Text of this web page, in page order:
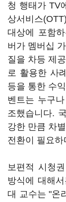
청 행태가 TV
상서비스
대상에 포함
버가 멤버십
질을 차등 제
로 활용한 사
등을 통한 수
벤트는 누구
조했습니다.
강한 만큼 차
전환이 필요
보편적 시청
방식에 대해
대 교수는 "온